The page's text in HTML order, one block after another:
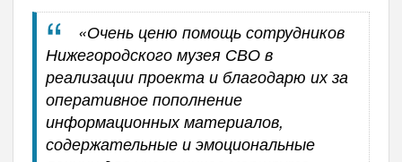
«Очень ценю помощь сотрудников
Нижегородского музея СВО в
реализации проекта и благодарю их за
оперативное пополнение
информационных материалов,
содержательные и эмоциональные